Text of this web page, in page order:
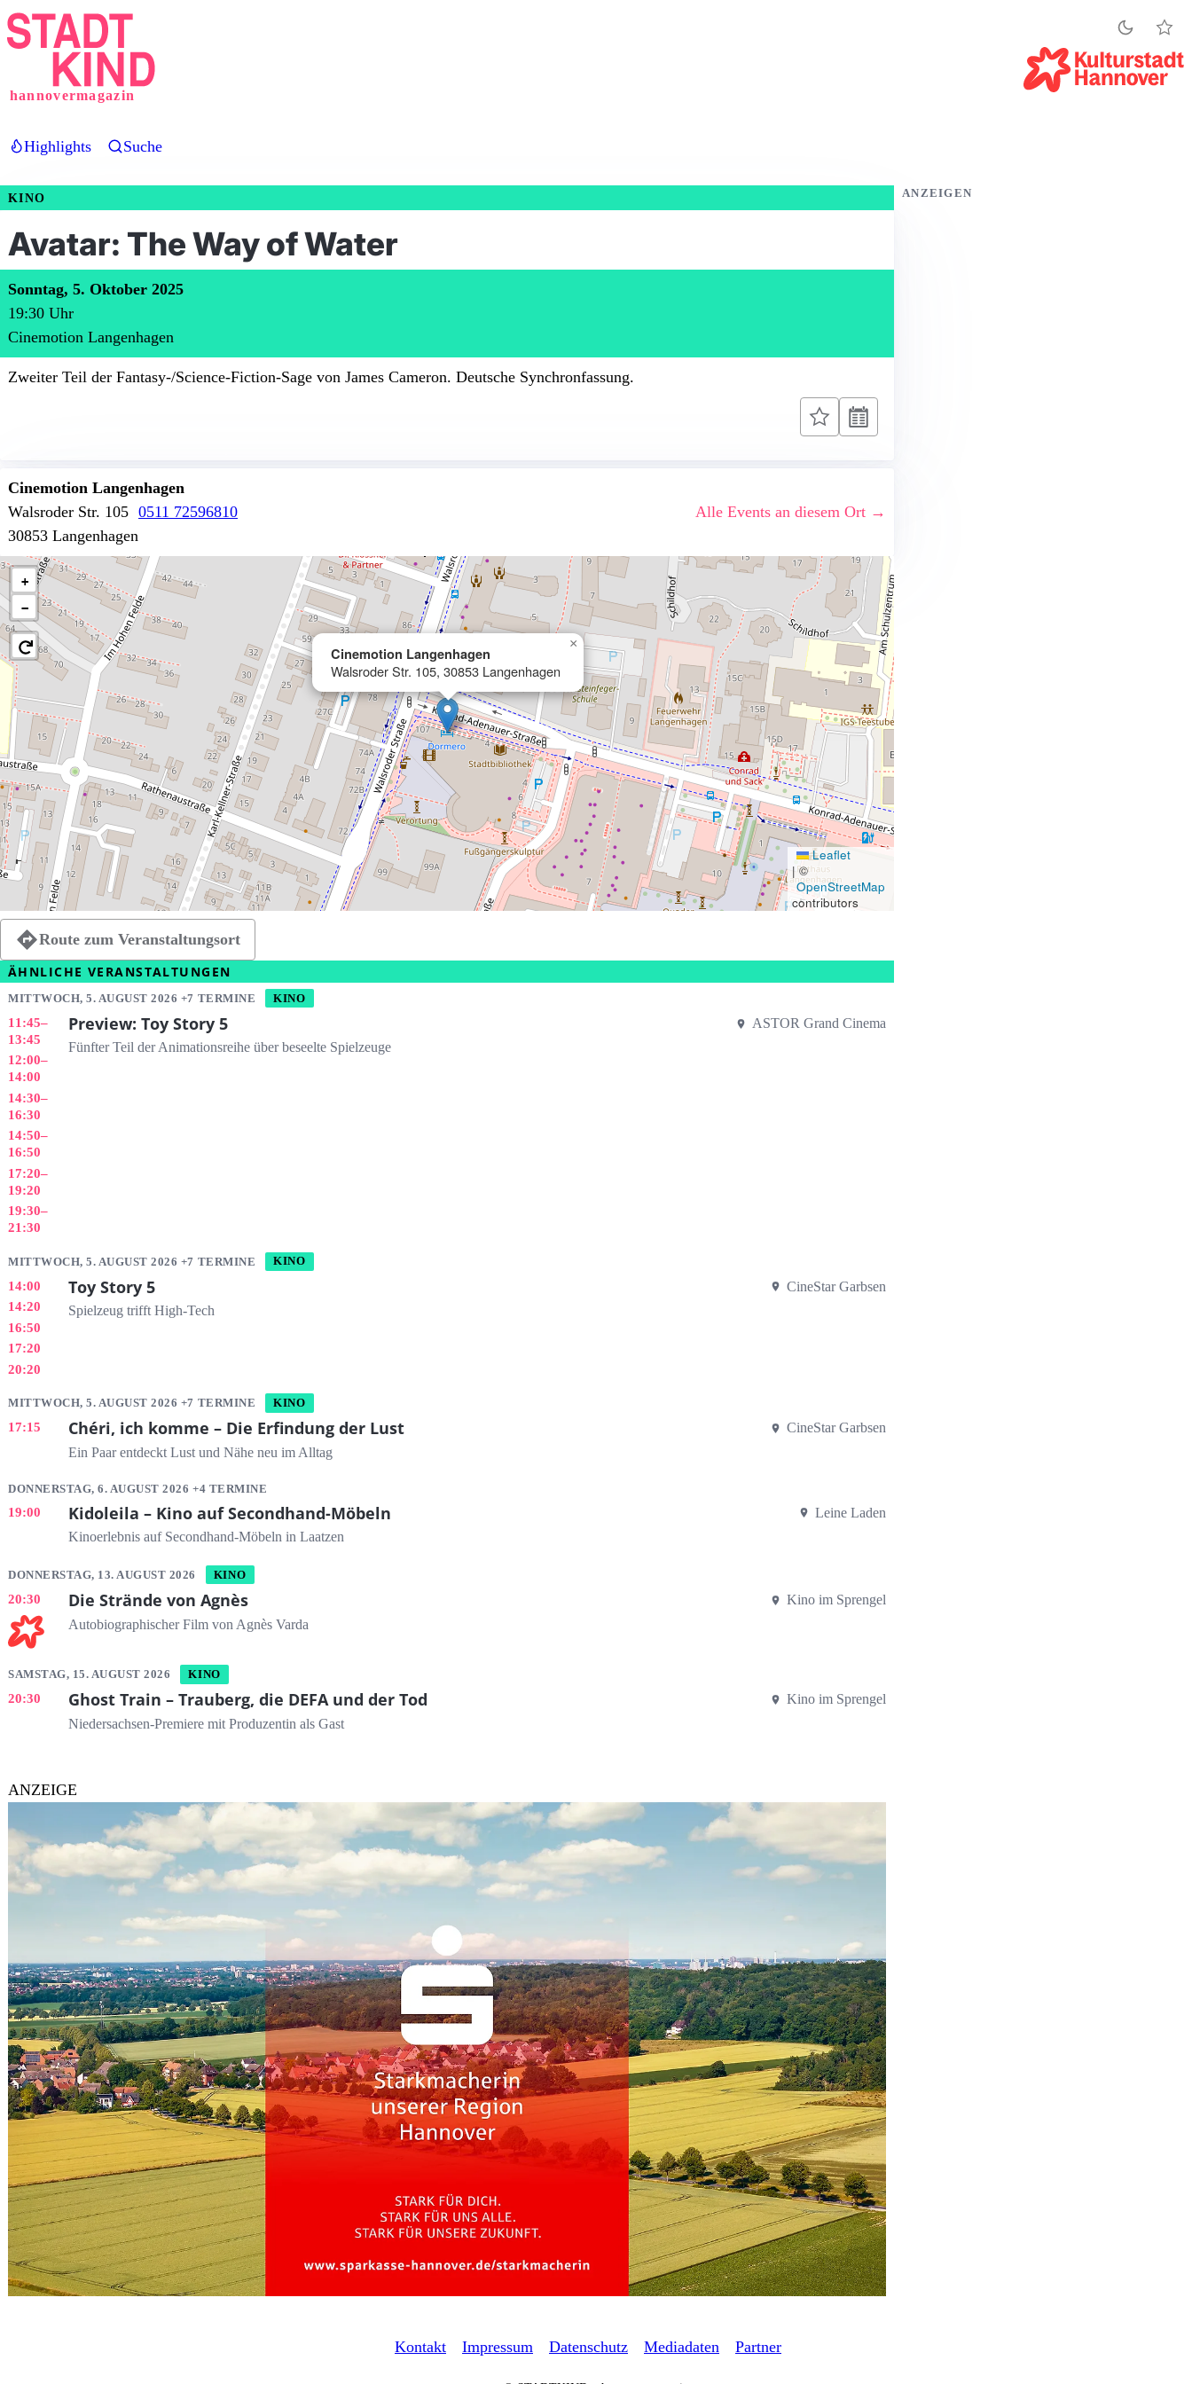
Direkt
zum
hannovermagazin
Highlights Suche
KINO
Avatar: The Way of Water
Sonntag, 5. Oktober 2025
19:30 Uhr
Cinemotion Langenhagen
Zweiter Teil der Fantasy-/Science-Fiction-Sage von James Cameron. Deutsche Synchronfassung.
Cinemotion Langenhagen
Walsroder Str. 105
30853 Langenhagen
0511 72596810 Alle Events an diesem Ort →
Cinemotion Langenhagen
Walsroder Str. 105, 30853 Langenhagen
×
+
−
Leaflet
|©
OpenStreetMap
contributors
Route zum Veranstaltungsort
ÄHNLICHE VERANSTALTUNGEN
MITTWOCH, 5. AUGUST 2026 +7 TERMINE KINO
11:45–
13:45
12:00–
14:00
14:30–
16:30
14:50–
16:50
17:20–
19:20
19:30–
21:30
Preview: Toy Story 5
Fünfter Teil der Animationsreihe über beseelte Spielzeuge
ASTOR Grand Cinema
MITTWOCH, 5. AUGUST 2026 +7 TERMINE KINO
14:00
14:20
16:50
17:20
20:20
Toy Story 5
Spielzeug trifft High-Tech
CineStar Garbsen
MITTWOCH, 5. AUGUST 2026 +7 TERMINE KINO
17:15 Chéri, ich komme – Die Erfindung der Lust
Ein Paar entdeckt Lust und Nähe neu im Alltag
CineStar Garbsen
DONNERSTAG, 6. AUGUST 2026 +4 TERMINE
19:00 Kidoleila – Kino auf Secondhand-Möbeln
Kinoerlebnis auf Secondhand-Möbeln in Laatzen
Leine Laden
DONNERSTAG, 13. AUGUST 2026 KINO
20:30 Die Strände von Agnès
Autobiographischer Film von Agnès Varda
Kino im Sprengel
SAMSTAG, 15. AUGUST 2026 KINO
20:30 Ghost Train – Trauberg, die DEFA und der Tod
Niedersachsen-Premiere mit Produzentin als Gast
Kino im Sprengel
ANZEIGE
ANZEIGEN
Kontakt Impressum Datenschutz Mediadaten Partner